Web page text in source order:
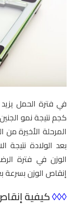
كجم نتيجة نمو
المرحلة الأخيرة
بعد الولادة نتيجة
الوزن في فترة
إنقاص الوزن بسرعة
◊◊◊كيفية